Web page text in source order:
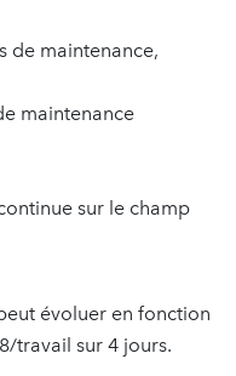
de maintenance,
maintenance
sur le champ
évoluer en fonction
travail sur 4 jours.